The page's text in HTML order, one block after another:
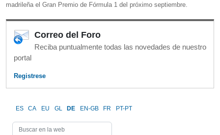
madrileña el Gran Premio de Fórmula 1 del próximo septiembre.
Correo del Foro
Reciba puntualmente todas las novedades de nuestro
portal
Registrese
ES CA EU GL DE EN-GB FR PT-PT